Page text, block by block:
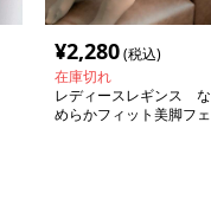
¥2,280(税込)
在庫切れ
レディースレギンス な
めらかフィット美脚フェ